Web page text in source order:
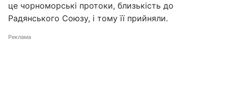
це чорноморські протоки, близькість до
Радянського Союзу, і тому її прийняли.
Реклама